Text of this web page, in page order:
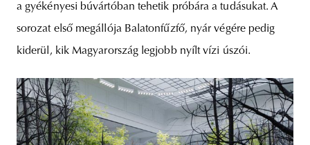
a gyékényesi búvártóban tehetik próbára a tudásukat. A
sorozat első megállója Balatonfűzfő, nyár végére pedig
kiderül, kik Magyarország legjobb nyílt vízi úszói.